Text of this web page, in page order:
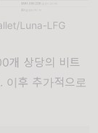
Luna-LFG
개 상당의 비트
이후 추가적으로